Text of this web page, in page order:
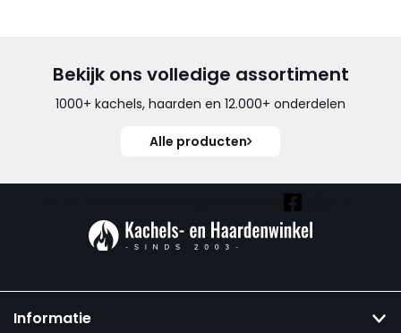
Bekijk ons volledige assortiment
1000+ kachels, haarden en 12.000+ onderdelen
Alle producten
Informatie